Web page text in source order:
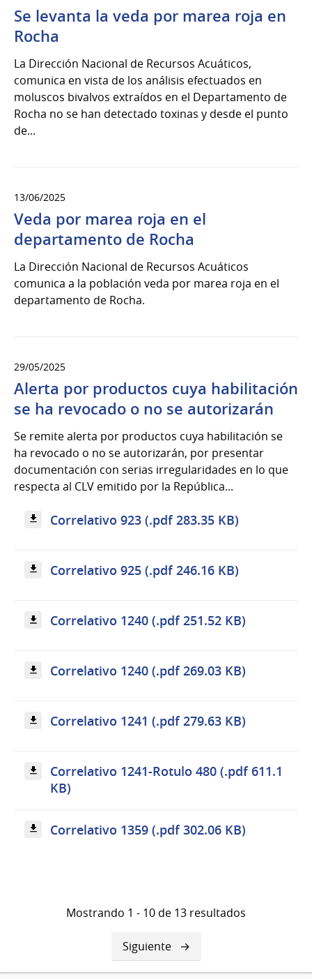
Se levanta la veda por marea roja en
Rocha
La Dirección Nacional de Recursos Acuáticos,
comunica en vista de los análisis efectuados en
moluscos bivalvos extraídos en el Departamento de
Rocha no se han detectado toxinas y desde el punto
de...
13/06/2025
Veda por marea roja en el
departamento de Rocha
La Dirección Nacional de Recursos Acuáticos
comunica a la población veda por marea roja en el
departamento de Rocha.
29/05/2025
Alerta por productos cuya habilitación
se ha revocado o no se autorizarán
Se remite alerta por productos cuya habilitación se
ha revocado o no se autorizarán, por presentar
documentación con serias irregularidades en lo que
respecta al CLV emitido por la República...
Correlativo 923 (.pdf 283.35 KB)
Correlativo 925 (.pdf 246.16 KB)
Correlativo 1240 (.pdf 251.52 KB)
Correlativo 1240 (.pdf 269.03 KB)
Correlativo 1241 (.pdf 279.63 KB)
Correlativo 1241-Rotulo 480 (.pdf 611.1
KB)
Correlativo 1359 (.pdf 302.06 KB)
Mostrando 1 - 10 de 13 resultados
Siguiente
página
Siguiente